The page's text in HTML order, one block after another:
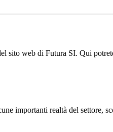
sito web di Futura SI. Qui
importanti realtà del settore,